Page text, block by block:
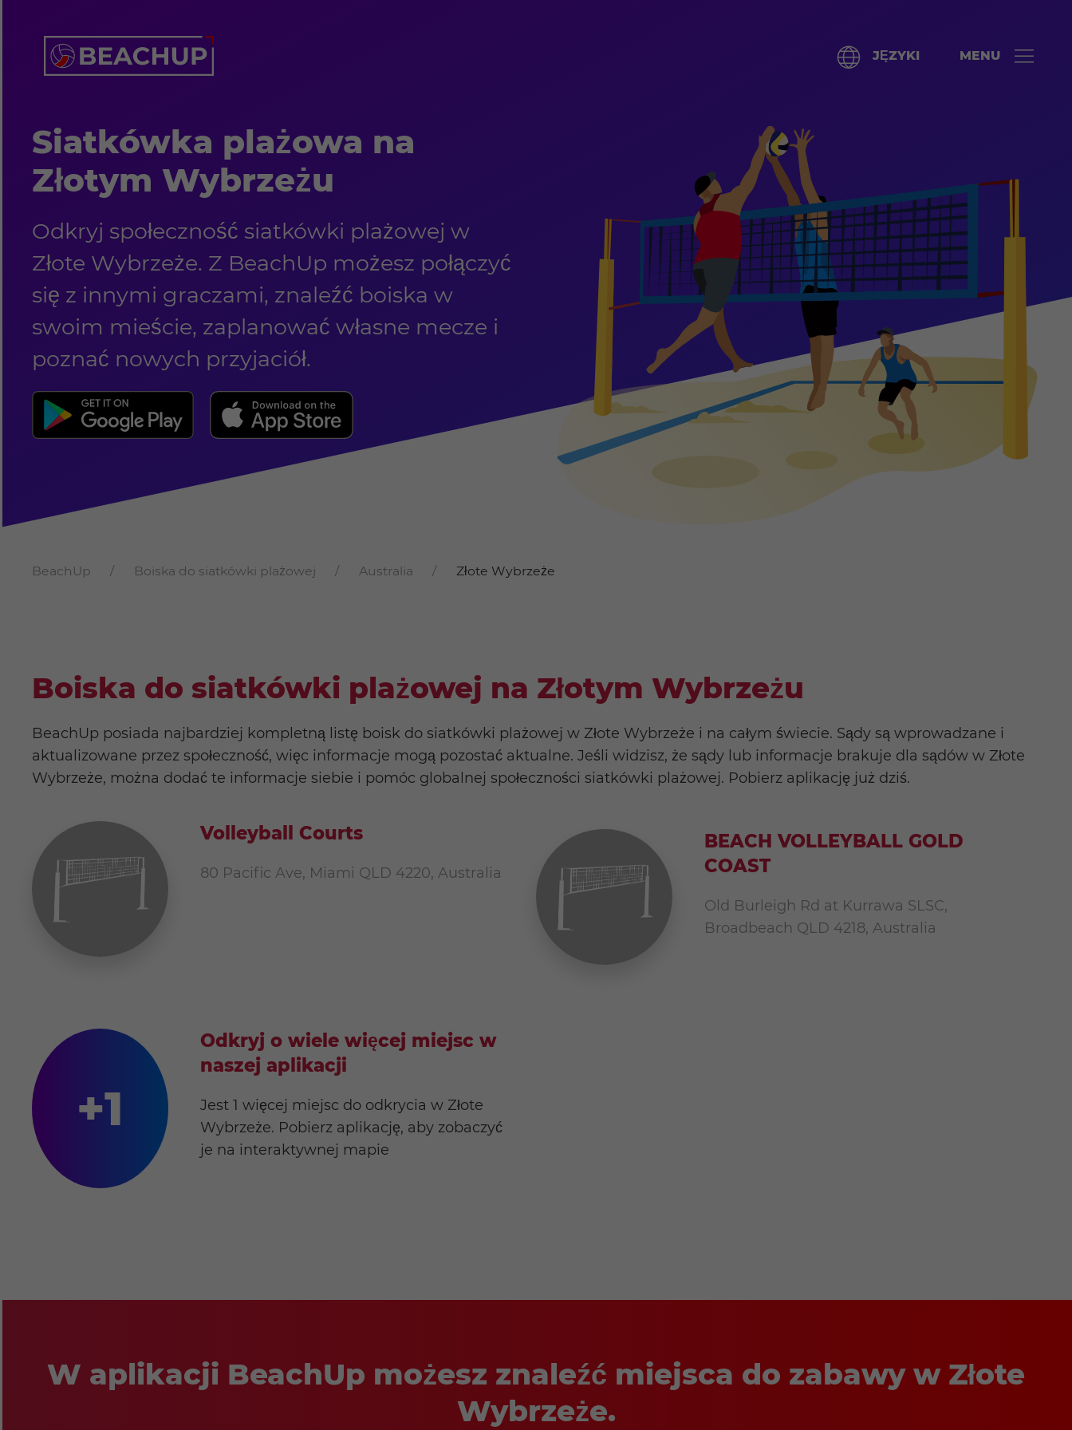
JĘZYKI MENU
Siatkówka plażowa na
Złotym Wybrzeżu
Odkryj społeczność siatkówki plażowej w
Złote Wybrzeże. Z BeachUp możesz połączyć
się z innymi graczami, znaleźć boiska w
swoim mieście, zaplanować własne mecze i
poznać nowych przyjaciół.
BeachUp Boiska do siatkówki plażowej Australia Złote Wybrzeże
Boiska do siatkówki plażowej na Złotym Wybrzeżu
BeachUp posiada najbardziej kompletną listę boisk do siatkówki plażowej w Złote Wybrzeże i na całym świecie. Sądy są wprowadzane i
aktualizowane przez społeczność, więc informacje mogą pozostać aktualne. Jeśli widzisz, że sądy lub informacje brakuje dla sądów w Złote
Wybrzeże, można dodać te informacje siebie i pomóc globalnej społeczności siatkówki plażowej. Pobierz aplikację już dziś.
Volleyball Courts
80 Pacific Ave, Miami QLD 4220, Australia
BEACH VOLLEYBALL GOLD
COAST
Old Burleigh Rd at Kurrawa SLSC,
Broadbeach QLD 4218, Australia
+1
Odkryj o wiele więcej miejsc w
naszej aplikacji
Jest 1 więcej miejsc do odkrycia w Złote
Wybrzeże. Pobierz aplikację, aby zobaczyć
je na interaktywnej mapie
W aplikacji BeachUp możesz znaleźć miejsca do zabawy w Złote
Wybrzeże.